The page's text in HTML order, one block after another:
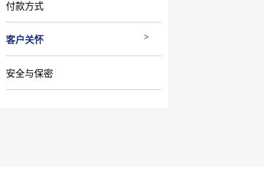
付款方式
客户关怀
安全与保密